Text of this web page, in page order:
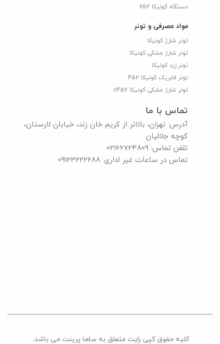
دستگاه کونیکا 652
مواد مصرفی و تونر
تونر شارژ کونیکا
تونر شارژ مشکی کونیکا
تونر زرد کونیکا
تونر فابریک کونیکا 452
تونر شارژ مشکی کونیکا c452
تماس با ما
آدرس: تهران، بالاتر از کریم خان زند، خیابان لارستان،
کوچه جلالیان
تلفن تماس: 02166724809
تماس در ساعات غیر اداری: 09123222688
کلیه حقوق کپی رایت متعلق به ساها پرینت می باشد.